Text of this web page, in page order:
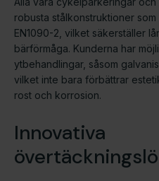
robusta stålkonstruktioner
EN1090-2, vilket säkerställer
bärförmåga. Kunderna har
ytbehandlingar, såsom
vilket inte bara förbättrar
rost och korrosion.
Innovativa